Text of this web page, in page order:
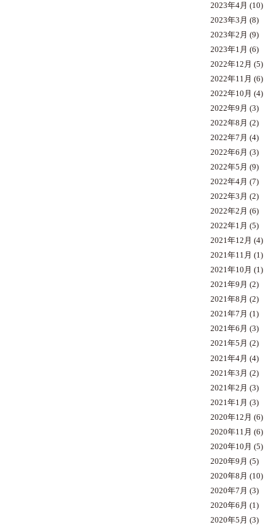
2023年4月 (10)
2023年3月 (8)
2023年2月 (9)
2023年1月 (6)
2022年12月 (5)
2022年11月 (6)
2022年10月 (4)
2022年9月 (3)
2022年8月 (2)
2022年7月 (4)
2022年6月 (3)
2022年5月 (9)
2022年4月 (7)
2022年3月 (2)
2022年2月 (6)
2022年1月 (5)
2021年12月 (4)
2021年11月 (1)
2021年10月 (1)
2021年9月 (2)
2021年8月 (2)
2021年7月 (1)
2021年6月 (3)
2021年5月 (2)
2021年4月 (4)
2021年3月 (2)
2021年2月 (3)
2021年1月 (3)
2020年12月 (6)
2020年11月 (6)
2020年10月 (5)
2020年9月 (5)
2020年8月 (10)
2020年7月 (3)
2020年6月 (1)
2020年5月 (3)